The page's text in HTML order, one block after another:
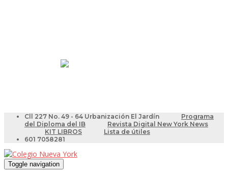
Cll 227 No. 49 - 64 Urbanización El Jardín
Programa
del Diploma del IB
Revista Digital New York News
KIT LIBROS
Lista de útiles
601 7058281
Toggle navigation